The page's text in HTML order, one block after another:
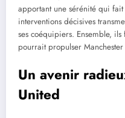
apportant une sérénité qui
interventions décisives
ses coéquipiers. Ensemble,
pourrait propulser
Un avenir
United